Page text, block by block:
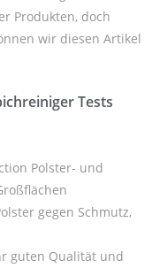
Produkten, doch
wir diesen Artikel
Tests
Polster- und
gegen Schmutz,
guten Qualität und